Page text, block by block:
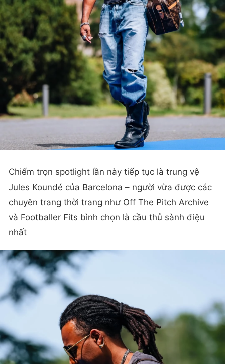
Chiếm trọn spotlight lần này tiếp tục là trung vệ
Jules Koundé của Barcelona – người vừa được các
chuyên trang thời trang như Off The Pitch Archive
và Footballer Fits bình chọn là cầu thủ sành điệu
nhất